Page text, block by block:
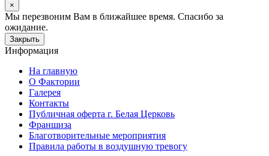
×
Мы перезвоним Вам в ближайшее время. Спасибо за
ожидание.
Закрыть
Информация
На главную
О Фактории
Галерея
Контакты
Публичная оферта г. Белая Церковь
Франшиза
Благотворительные мероприятия
Правила работы в воздушную тревогу